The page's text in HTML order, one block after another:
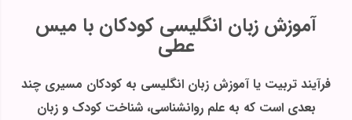
آموزش زبان انگلیسی کودکان با میس
عطی
فرآیند تربیت یا آموزش زبان انگلیسی به کودکان مسیری چند
بعدی است که به علم روانشناسی، شناخت کودک و زبان